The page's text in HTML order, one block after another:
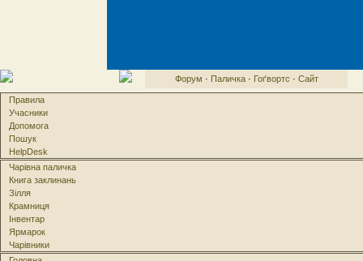
Форум · Паличка· Гоґвортс · Сайт
Правила
Учасники
Допомога
Пошук
HelpDesk
Чарівна паличка
Книга заклинань
Зілля
Крамниця
Інвентар
Ярмарок
Чарівники